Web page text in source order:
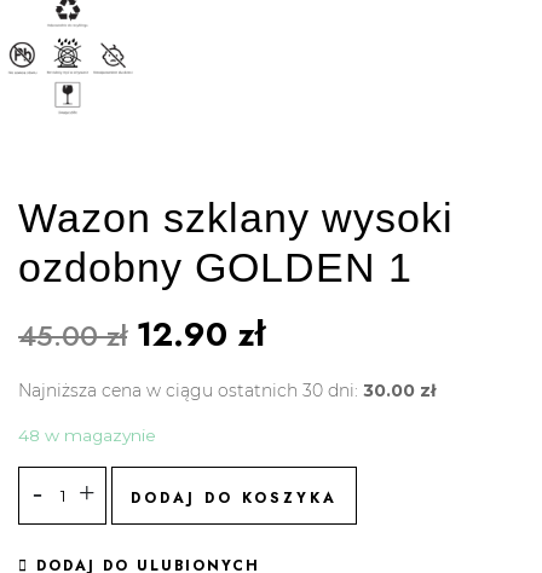
Wazon szklany wysoki
ozdobny GOLDEN 1
45.00zł 12.90 zł
Najniższa cena w ciągu ostatnich 30 dni: 30.00 zł
48 w magazynie
DODAJ DO KOSZYKA
DODAJ DO ULUBIONYCH